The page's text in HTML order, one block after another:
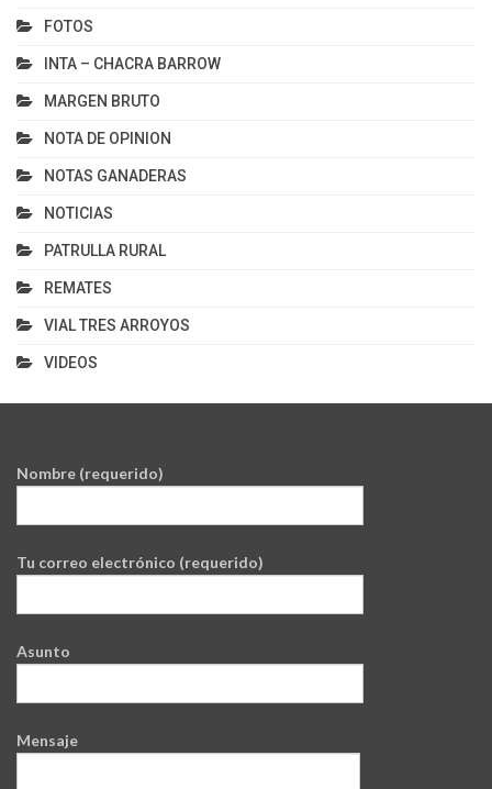
FOTOS
INTA – CHACRA BARROW
MARGEN BRUTO
NOTA DE OPINION
NOTAS GANADERAS
NOTICIAS
PATRULLA RURAL
REMATES
VIAL TRES ARROYOS
VIDEOS
Nombre (requerido)
Tu correo electrónico (requerido)
Asunto
Mensaje